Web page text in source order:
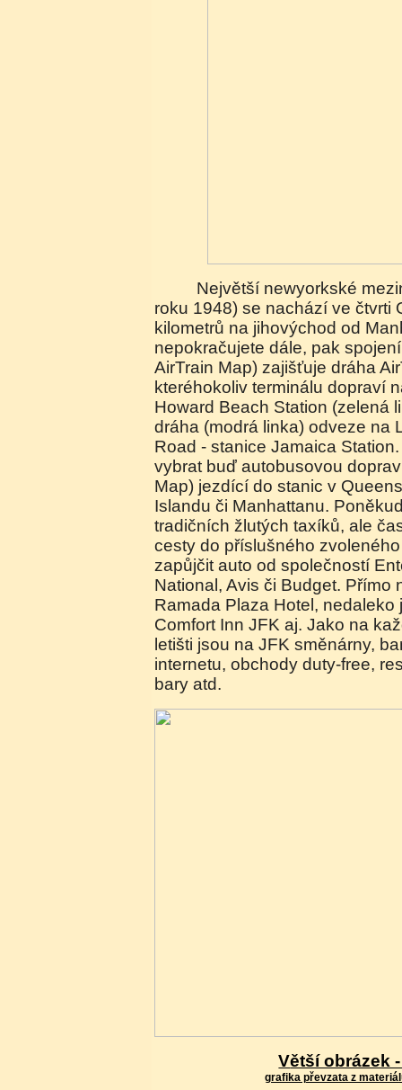
Největší newyorkské mezinárodní letiště (od
roku 1948) se nachází ve čtvrti
kilometrů na jihovýchod od
nepokračujete dále, pak
AirTrain Map) zajišťuje dráha
kteréhokoliv terminálu dopraví
Howard Beach Station (zelená
dráha (modrá linka) odveze na
Road - stanice Jamaica
vybrat buď autobusovou
Map) jezdící do stanic v
Islandu či Manhattanu.
tradičních žlutých taxíků, ale
cesty do příslušného
zapůjčit auto od společností
National, Avis či Budget. Přímo
Ramada Plaza Hotel, nedaleko
Comfort Inn JFK aj. Jako na
letišti jsou na JFK směnárny,
internetu, obchody duty-free,
bary atd.
Větší obrázek
grafika převzata z